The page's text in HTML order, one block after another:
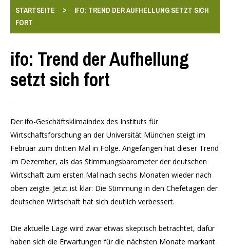
STARTSEITE >
IFO: TREND DER AUFHELLUNG SETZT SICH
FORT
ifo: Trend der Aufhellung
setzt sich fort
Der ifo-Geschäftsklimaindex des Instituts für
Wirtschaftsforschung an der Universität München steigt im
Februar zum dritten Mal in Folge. Angefangen hat dieser Trend
im Dezember, als das Stimmungsbarometer der deutschen
Wirtschaft zum ersten Mal nach sechs Monaten wieder nach
oben zeigte. Jetzt ist klar: Die Stimmung in den Chefetagen der
deutschen Wirtschaft hat sich deutlich verbessert.
Die aktuelle Lage wird zwar etwas skeptisch betrachtet, dafür
haben sich die Erwartungen für die nächsten Monate markant